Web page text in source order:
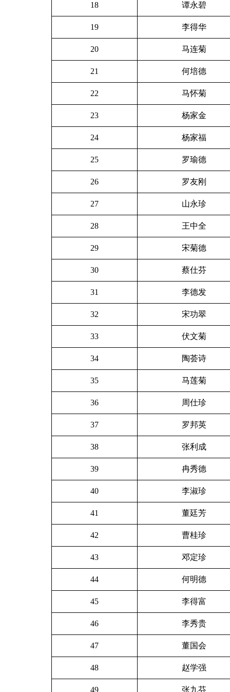
18 谭永碧
19 李得华
20 马连菊
21 何培德
22 马怀菊
23 杨家金
24 杨家福
25 罗瑜德
26 罗友刚
27 山永珍
28 王中全
29 宋菊德
30 蔡仕芬
31 李德发
32 宋功翠
33 伏文菊
34 陶荟诗
35 马莲菊
36 周仕珍
37 罗邦英
38 张利成
39 冉秀德
40 李淑珍
41 董廷芳
42 曹桂珍
43 邓定珍
44 何明德
45 李得富
46 李秀贵
47 董国会
48 赵学强
49 张九芬